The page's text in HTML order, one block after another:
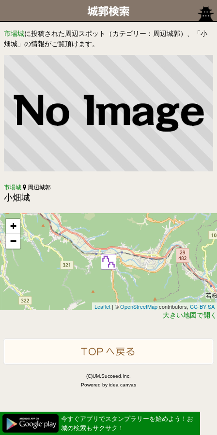
市場城に投稿された周辺スポット（カテゴリー：周辺城郭）、「小
畑城」の情報がご覧頂けます。
市場城 周辺城郭
小畑城
+
−
Leaflet | ©OpenStreetMapcontributors, CC-BY-SA
大きい地図で開く
(C)UM.Succeed,Inc.
Powered by idea canvas
今すぐアプリでスタンプラリーを始めよう！お
城の検索もサクサク！